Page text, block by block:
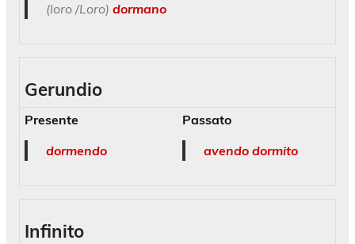
(loro /Loro) dormano
Gerundio
Presente
dormendo
Passato
avendo dormito
Infinito